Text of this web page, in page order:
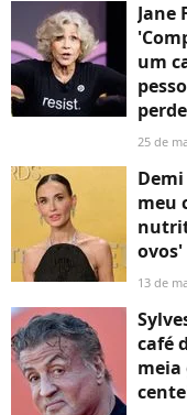
Jane
um
25 de
meu
ovos'
13 de
café
meia